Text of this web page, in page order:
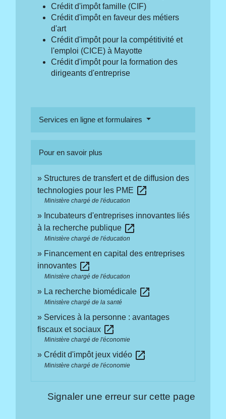
Crédit d'impôt famille (CIF)
Crédit d'impôt en faveur des métiers
d'art
Crédit d'impôt pour la compétitivité et
l'emploi (CICE) à Mayotte
Crédit d'impôt pour la formation des
dirigeants d'entreprise
Services en ligne et formulaires
Pour en savoir plus
Structures de transfert et de diffusion des
technologies pour les PME open_in_new
Ministère chargé de l'éducation
Incubateurs d'entreprises innovantes liés
à la recherche publique open_in_new
Ministère chargé de l'éducation
Financement en capital des entreprises
innovantes open_in_new
Ministère chargé de l'éducation
La recherche biomédicale open_in_new
Ministère chargé de la santé
Services à la personne : avantages
fiscaux et sociaux open_in_new
Ministère chargé de l'économie
Crédit d'impôt jeux vidéo open_in_new
Ministère chargé de l'économie
Signaler une erreur sur cette page